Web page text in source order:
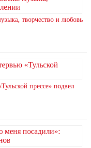
творчество и любовь
прессе» подвел